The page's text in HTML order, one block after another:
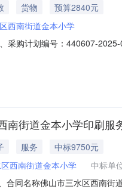
货物
预算2840元
西南街道金本小学
采购计划编号：440607-
街道金本小学印刷服
服务
中标9750元
西南街道金本小学 中标单
同名称佛山市三水区西南